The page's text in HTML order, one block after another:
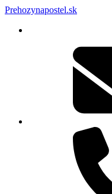
Prehozynapostel.sk